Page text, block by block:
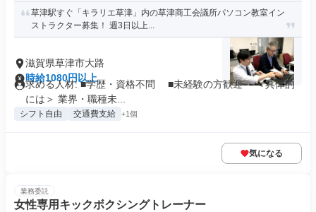
草津駅すぐ「キラリエ草津」内の草津商工会議所パソコン教室イン
ストラクター募集！ 週3日以上...
滋賀県草津市大路
時給1080円以上
求める人材: ■学歴・資格不問 ■未経験の方歓迎 ＜具体的
には＞ 業界・職種未...
シフト自由 交通費支給 +1個
気になる
業務委託
女性専用キックボクシングトレーナー